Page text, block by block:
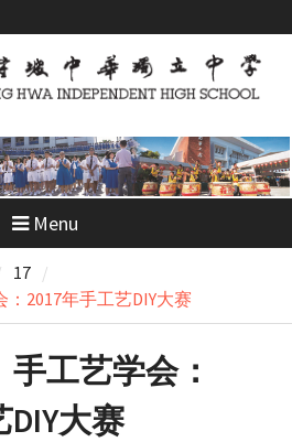
Menu
17
：2017年手工艺DIY大赛
手工艺学会：
大赛